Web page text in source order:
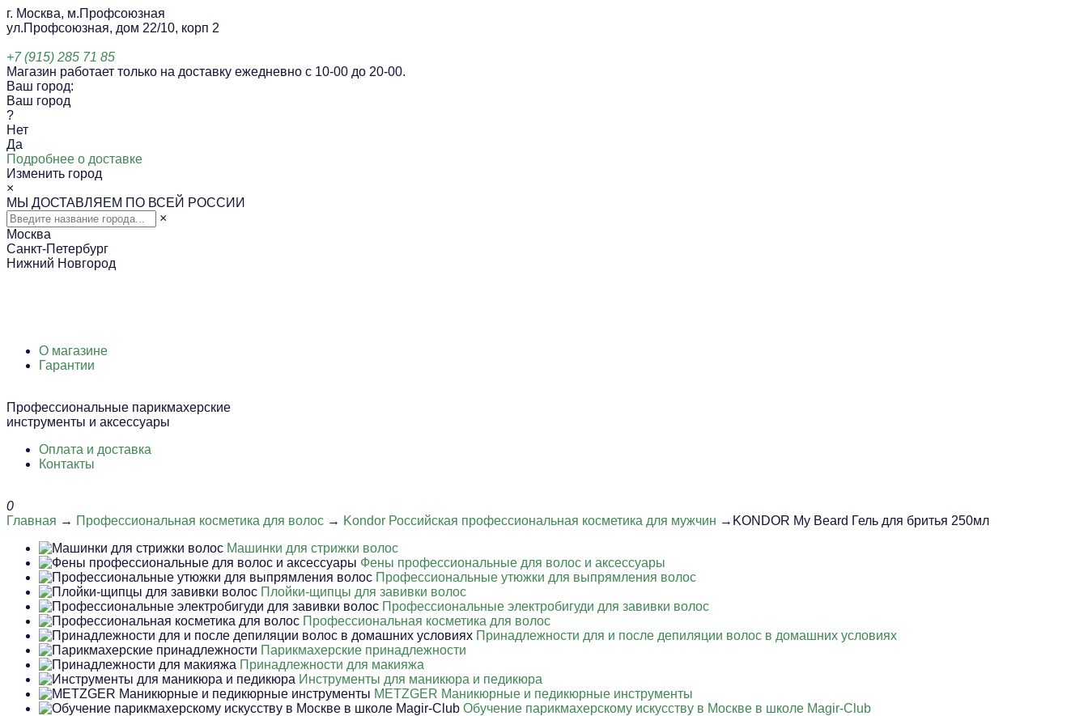
г. Москва, м.Профсоюзная
ул.Профсоюзная, дом 22/10, корп 2
+7 (915) 285 71 85
Магазин работает только на доставку ежедневно с 10-00 до 20-00.
Ваш город:
Ваш город
?
Нет
Да
Подробнее о доставке
Изменить город
×
МЫ ДОСТАВЛЯЕМ ПО ВСЕЙ РОССИИ
×
Москва
Санкт-Петербург
Нижний Новгород
О магазине
Гарантии
Профессиональные парикмахерские
инструменты и аксессуары
Оплата и доставка
Контакты
0
Главная → Профессиональная косметика для волос → Kondor Российская профессиональная косметика для мужчин →KONDOR My Beard Гель для бритья 250мл
Машинки для стрижки волос
Фены профессиональные для волос и аксессуары
Профессиональные утюжки для выпрямления волос
Плойки-щипцы для завивки волос
Профессиональные электробигуди для завивки волос
Профессиональная косметика для волос
Принадлежности для и после депиляции волос в домашних условиях
Парикмахерские принадлежности
Принадлежности для макияжа
Инструменты для маникюра и педикюра
METZGER Маникюрные и педикюрные инструменты
Обучение парикмахерскому искусству в Москве в школе Magir-Club